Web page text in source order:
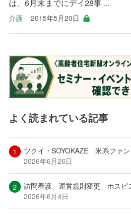
は、6月末までにデイ28事 ...
介護 2015年5月20日
よく読まれている記事
ツクイ・SOYOKAZE 米系ファ
2026年6月26日
訪問看護、運営規則変更 ホスピ
2026年6月4日